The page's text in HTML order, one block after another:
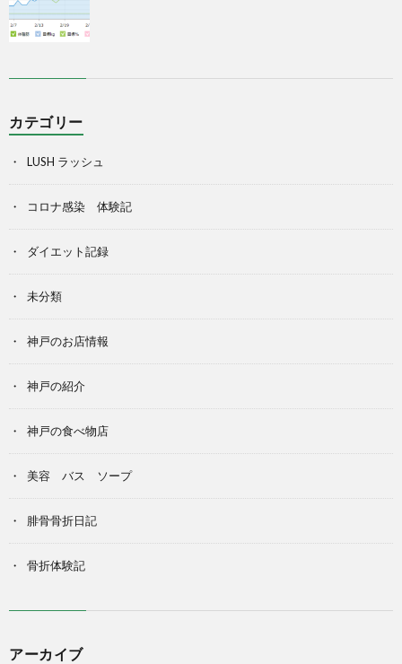
カテゴリー
LUSH ラッシュ
コロナ感染 体験記
ダイエット記録
未分類
神戸のお店情報
神戸の紹介
神戸の食べ物店
美容 バス ソープ
腓骨骨折日記
骨折体験記
アーカイブ